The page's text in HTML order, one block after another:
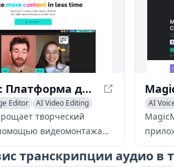
Kapwing: Платформа для видеомонтажа и создания контента с поддержкой ИИ
Editor
AI Video Editing
Editing творческий
видеомонтажа
создания контента на
и бесшовного
AI
AI
на
транскрипции аудио